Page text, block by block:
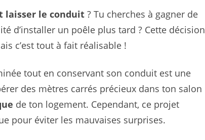
laisser le conduit ? Tu cherches à gagner de
d’installer un poêle plus tard ? Cette décision
c’est tout à fait réalisable !
tout en conservant son conduit est une
des mètres carrés précieux dans ton salon
de ton logement. Cependant, ce projet
pour éviter les mauvaises surprises.